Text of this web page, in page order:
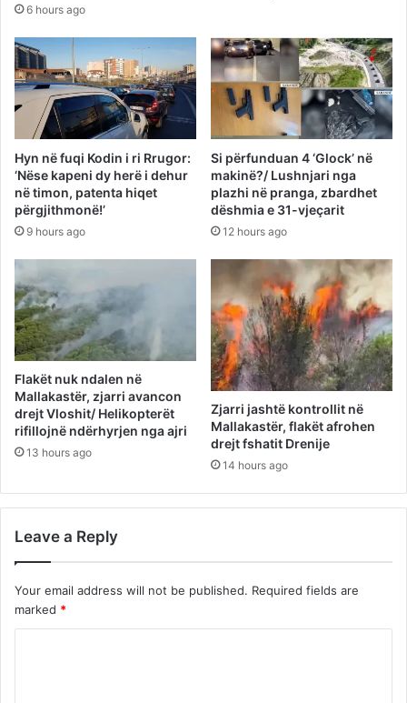
6 hours ago
Hyn në fuqi Kodin i ri Rrugor:
‘Nëse kapeni dy herë i dehur
në timon, patenta hiqet
përgjithmonë!’
9 hours ago
Si përfunduan 4 ‘Glock’ në
makinë?/ Lushnjari nga
plazhi në pranga, zbardhet
dëshmia e 31-vjeçarit
12 hours ago
Flakët nuk ndalen në
Mallakastër, zjarri avancon
drejt Vloshit/ Helikopterët
rifillojnë ndërhyrjen nga ajri
13 hours ago
Zjarri jashtë kontrollit në
Mallakastër, flakët afrohen
drejt fshatit Drenije
14 hours ago
Leave a Reply
Your email address will not be published. Required fields are
marked *